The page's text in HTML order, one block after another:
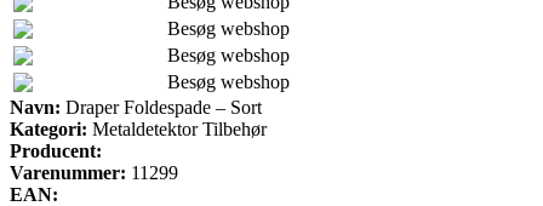
Besøg webshop
Besøg webshop
Besøg webshop
Navn: Draper Foldespade – Sort
Kategori: Metaldetektor Tilbehør
Producent:
Varenummer: 11299
EAN: